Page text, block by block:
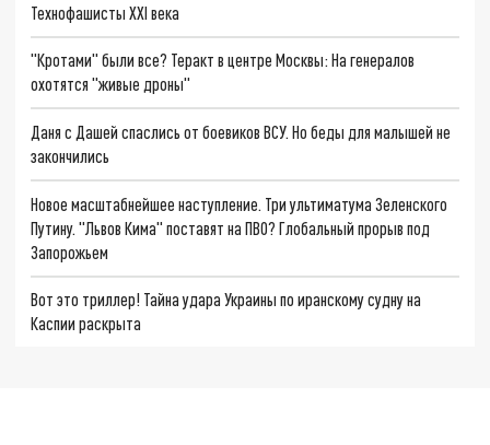
Технофашисты XXI века
"Кротами" были все? Теракт в центре Москвы: На генералов
охотятся "живые дроны"
Даня с Дашей спаслись от боевиков ВСУ. Но беды для малышей не
закончились
Новое масштабнейшее наступление. Три ультиматума Зеленского
Путину. "Львов Кима" поставят на ПВО? Глобальный прорыв под
Запорожьем
Вот это триллер! Тайна удара Украины по иранскому судну на
Каспии раскрыта